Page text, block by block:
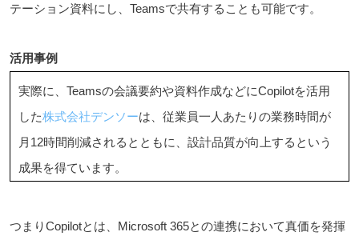
テーション資料にし、Teamsで共有することも可能です。
活用事例
実際に、Teamsの会議要約や資料作成などにCopilotを活用
した株式会社デンソーは、従業員一人あたりの業務時間が
月12時間削減されるとともに、設計品質が向上するという
成果を得ています。
つまりCopilotとは、Microsoft 365との連携において真価を発揮